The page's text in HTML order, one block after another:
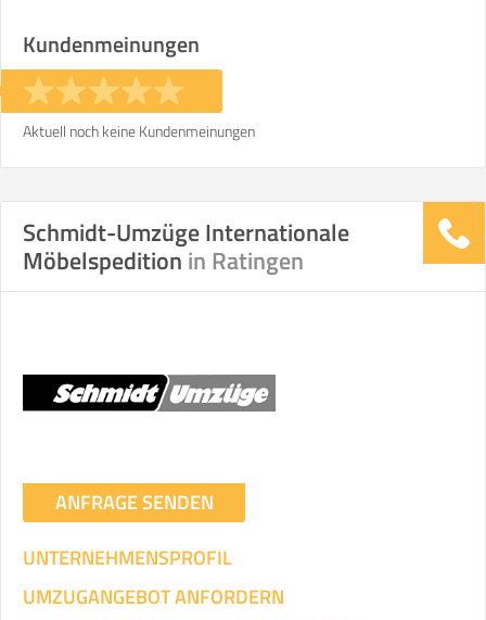
Stunden
KOSTENSCHÄTZUNG: € -€
Mitarbeiter Zeit pro Mitarbeiter
Kundenmeinungen
Aktuell noch keine Kundenmeinungen
Schmidt-Umzüge Internationale
Möbelspedition in Ratingen
ANFRAGE SENDEN
UNTERNEHMENSPROFIL
UMZUGANGEBOT ANFORDERN